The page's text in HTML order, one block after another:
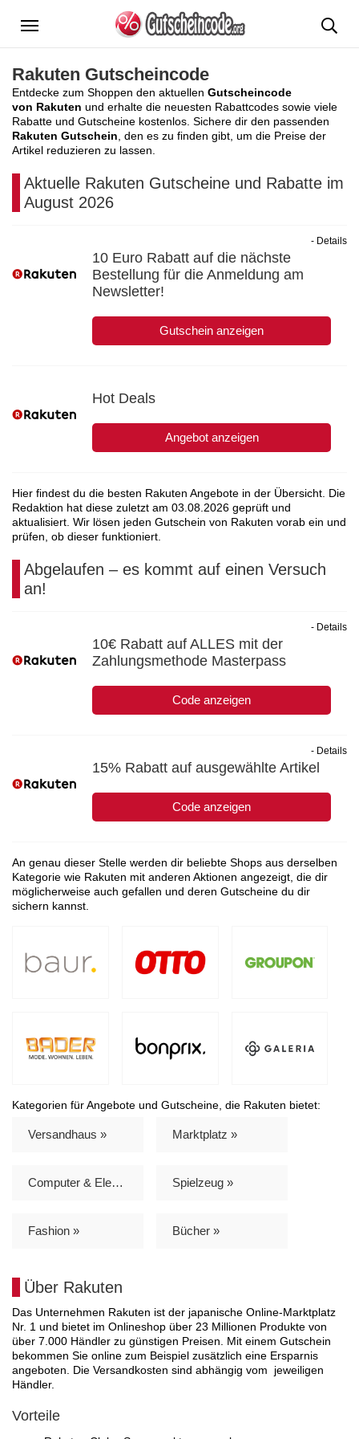
Menü
Rakuten Gutscheincode
Entdecke zum Shoppen den aktuellen Gutscheincode
von Rakuten und erhalte die neuesten Rabattcodes sowie viele
Rabatte und Gutscheine kostenlos. Sichere dir den passenden
Rakuten Gutschein , den es zu finden gibt, um die Preise der
Artikel reduzieren zu lassen.
Aktuelle Rakuten Gutscheine und Rabatte im
August 2026
10 Euro Rabatt auf die nächste
Bestellung für die Anmeldung am
Newsletter!
Gutschein anzeigen
- Details
Hot Deals
Angebot anzeigen
Hier findest du die besten Rakuten Angebote in der Übersicht. Die
Redaktion hat diese zuletzt am 03.08.2026 geprüft und
aktualisiert. Wir lösen jeden Gutschein von Rakuten vorab ein und
prüfen, ob dieser funktioniert.
Abgelaufen – es kommt auf einen Versuch
an!
10€ Rabatt auf ALLES mit der
Zahlungsmethode Masterpass
Code anzeigen
- Details
15% Rabatt auf ausgewählte Artikel
Code anzeigen
- Details
An genau dieser Stelle werden dir beliebte Shops aus derselben
Kategorie wie Rakuten mit anderen Aktionen angezeigt, die dir
möglicherweise auch gefallen und deren Gutscheine du dir
sichern kannst.
Kategorien für Angebote und Gutscheine, die Rakuten bietet:
Versandhaus » Marktplatz »
Computer & Elektronik » Spielzeug »
Fashion » Bücher »
Über Rakuten
Das Unternehmen Rakuten ist der japanische Online-Marktplatz
Nr. 1 und bietet im Onlineshop über 23 Millionen Produkte von
über 7.000 Händler zu günstigen Preisen. Mit einem Gutschein
bekommen Sie online zum Beispiel zusätzlich eine Ersparnis
angeboten. Die Versandkosten sind abhängig vom jeweiligen
Händler.
Vorteile